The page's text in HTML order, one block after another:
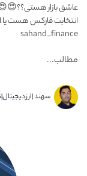
عاشق بازار
انتخابت فارکس هست یا
sahand_finance
مطالب...
سهند